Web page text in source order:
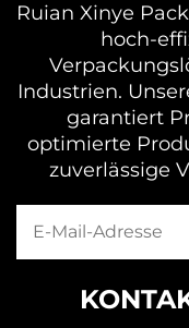
Ruian Xinye
hoch-
Industrien.
garantiert
optimierte
zuverlässige